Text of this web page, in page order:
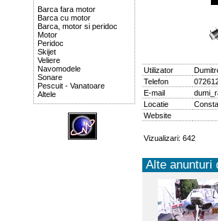
Barca fara motor
Barca cu motor
Barca, motor si peridoc
Motor
Peridoc
Skijet
Veliere
Navomodele
Sonare
Pescuit - Vanatoare
Altele
Utilizator
Telefon
E-mail
Locatie
Website
Vizualizari: 642
Alte anunturi